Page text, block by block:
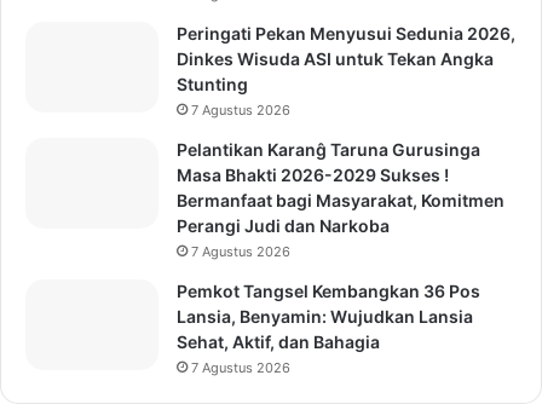
Peringati Pekan Menyusui Sedunia 2026,
Dinkes Wisuda ASI untuk Tekan Angka
Stunting
7 Agustus 2026
Pelantikan Karanĝ Taruna Gurusinga
Masa Bhakti 2026-2029 Sukses !
Bermanfaat bagi Masyarakat, Komitmen
Perangi Judi dan Narkoba
7 Agustus 2026
Pemkot Tangsel Kembangkan 36 Pos
Lansia, Benyamin: Wujudkan Lansia
Sehat, Aktif, dan Bahagia
7 Agustus 2026